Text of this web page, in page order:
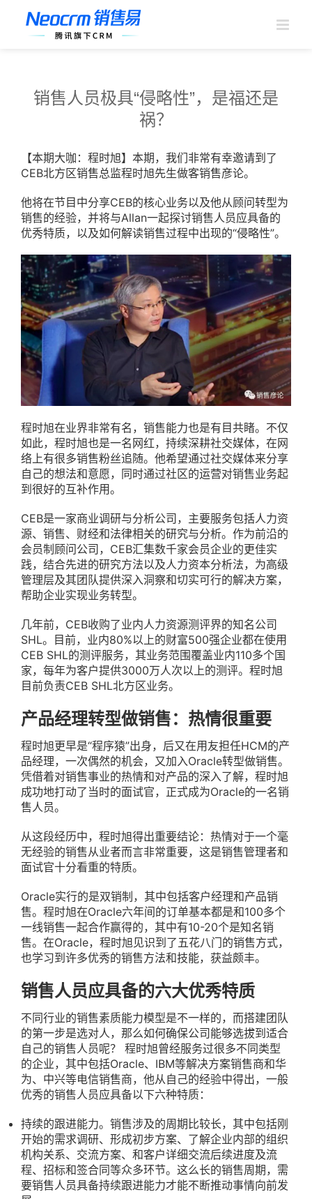
销售人员极具“侵略性”，是福还是
祸？
【本期大咖：程时旭】本期，我们非常有幸邀请到了
CEB北方区销售总监程时旭先生做客销售彦论。
他将在节目中分享CEB的核心业务以及他从顾问转型为
销售的经验，并将与Allan一起探讨销售人员应具备的
优秀特质，以及如何解读销售过程中出现的“侵略性”。
程时旭在业界非常有名，销售能力也是有目共睹。不仅
如此，程时旭也是一名网红，持续深耕社交媒体，在网
络上有很多销售粉丝追随。他希望通过社交媒体来分享
自己的想法和意愿，同时通过社区的运营对销售业务起
到很好的互补作用。
CEB是一家商业调研与分析公司，主要服务包括人力资
源、销售、财经和法律相关的研究与分析。作为前沿的
会员制顾问公司，CEB汇集数千家会员企业的更佳实
践，结合先进的研究方法以及人力资本分析法，为高级
管理层及其团队提供深入洞察和切实可行的解决方案，
帮助企业实现业务转型。
几年前，CEB收购了业内人力资源测评界的知名公司
SHL。目前，业内80%以上的财富500强企业都在使用
CEB SHL的测评服务，其业务范围覆盖业内110多个国
家，每年为客户提供3000万人次以上的测评。程时旭
目前负责CEB SHL北方区业务。
产品经理转型做销售：热情很重要
程时旭更早是“程序猿”出身，后又在用友担任HCM的产
品经理，一次偶然的机会，又加入Oracle转型做销售。
凭借着对销售事业的热情和对产品的深入了解，程时旭
成功地打动了当时的面试官，正式成为Oracle的一名销
售人员。
从这段经历中，程时旭得出重要结论：热情对于一个毫
无经验的销售从业者而言非常重要，这是销售管理者和
面试官十分看重的特质。
Oracle实行的是双销制，其中包括客户经理和产品销
售。程时旭在Oracle六年间的订单基本都是和100多个
一线销售一起合作赢得的，其中有10-20个是知名销
售。在Oracle，程时旭见识到了五花八门的销售方式，
也学习到许多优秀的销售方法和技能，获益颇丰。
销售人员应具备的六大优秀特质
不同行业的销售素质能力模型是不一样的，而搭建团队
的第一步是选对人，那么如何确保公司能够选拔到适合
自己的销售人员呢？ 程时旭曾经服务过很多不同类型
的企业，其中包括Oracle、IBM等解决方案销售商和华
为、中兴等电信销售商，他从自己的经验中得出，一般
优秀的销售人员应具备以下六种特质：
持续的跟进能力。销售涉及的周期比较长，其中包括刚
开始的需求调研、形成初步方案、了解企业内部的组织
机构关系、交流方案、和客户详细交流后续进度及流
程、招标和签合同等众多环节。这么长的销售周期，需
要销售人员具备持续跟进能力才能不断推动事情向前发